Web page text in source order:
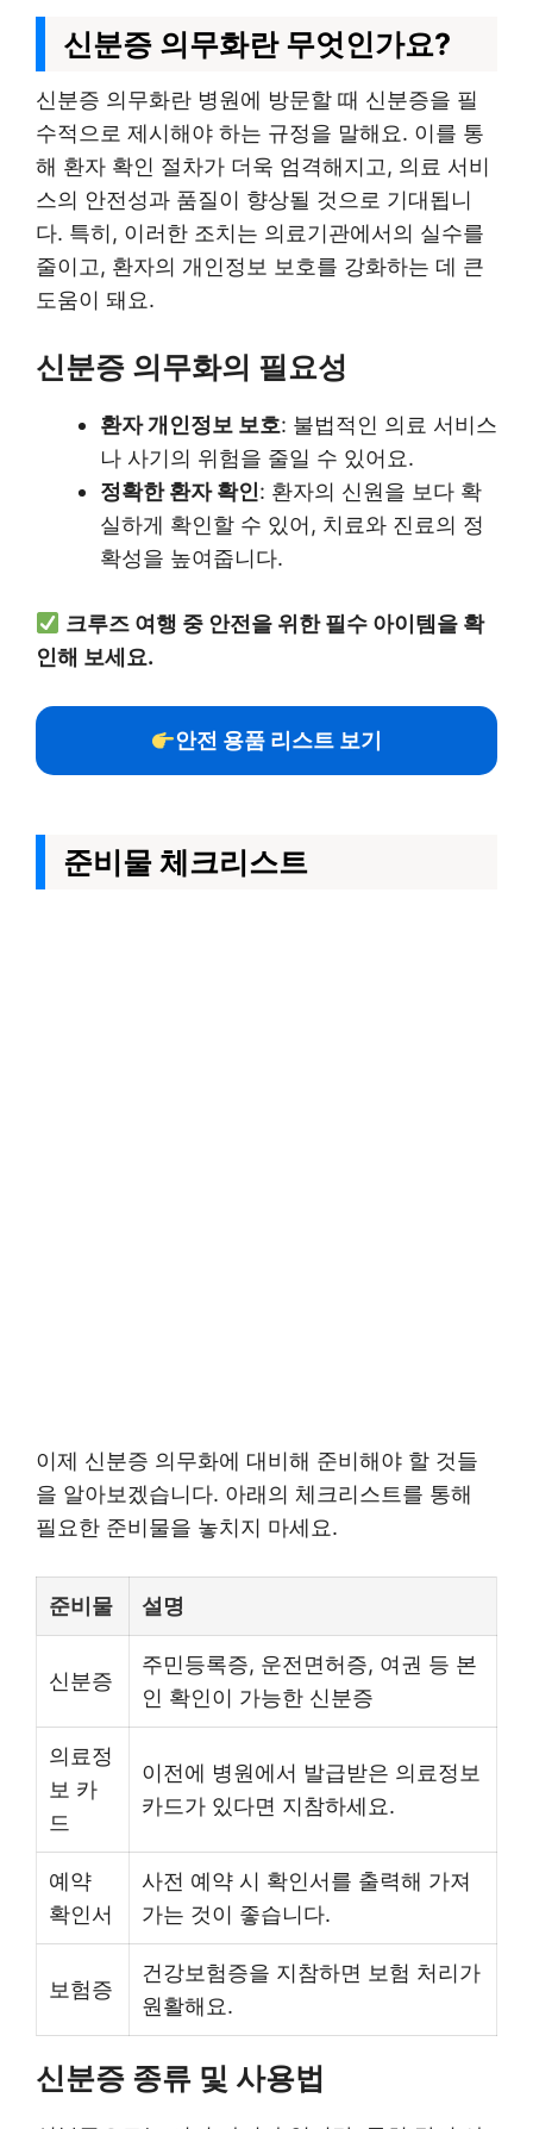
신분증 의무화란 무엇인가요?
신분증 의무화란 병원에 방문할 때 신분증을 필
수적으로 제시해야 하는 규정을 말해요. 이를 통
해 환자 확인 절차가 더욱 엄격해지고, 의료 서비
스의 안전성과 품질이 향상될 것으로 기대됩니
다. 특히, 이러한 조치는 의료기관에서의 실수를
줄이고, 환자의 개인정보 보호를 강화하는 데 큰
도움이 돼요.
신분증 의무화의 필요성
환자 개인정보 보호: 불법적인 의료 서비스
나 사기의 위험을 줄일 수 있어요.
정확한 환자 확인: 환자의 신원을 보다 확
실하게 확인할 수 있어, 치료와 진료의 정
확성을 높여줍니다.
크루즈 여행 중 안전을 위한 필수 아이템을 확
인해 보세요.
안전 용품 리스트 보기
준비물 체크리스트
이제 신분증 의무화에 대비해 준비해야 할 것들
을 알아보겠습니다. 아래의 체크리스트를 통해
필요한 준비물을 놓치지 마세요.
준비물 설명
신분증
주민등록증, 운전면허증, 여권 등 본
인 확인이 가능한 신분증
의료정
보 카
드
이전에 병원에서 발급받은 의료정보
카드가 있다면 지참하세요.
예약
확인서
사전 예약 시 확인서를 출력해 가져
가는 것이 좋습니다.
보험증
건강보험증을 지참하면 보험 처리가
원활해요.
신분증 종류 및 사용법